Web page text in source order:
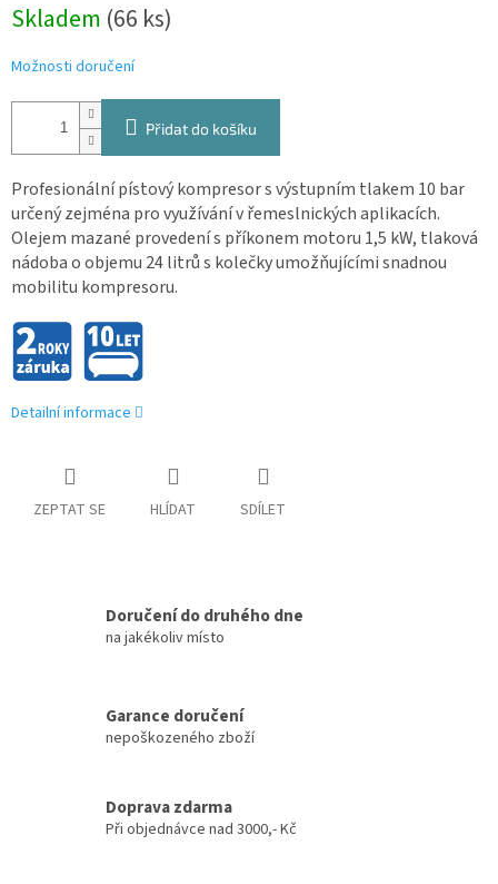
cena:
Skladem (66 ks)
Možnosti doručení
Přidat do košíku
Profesionální pístový kompresor s výstupním tlakem 10 bar
určený zejména pro využívání v řemeslnických aplikacích.
Olejem mazané provedení s příkonem motoru 1,5 kW, tlaková
nádoba o objemu 24 litrů s kolečky umožňujícími snadnou
mobilitu kompresoru.
Detailní informace
ZEPTAT SE HLÍDAT SDÍLET
Doručení do druhého dne
na jakékoliv místo
Garance doručení
nepoškozeného zboží
Doprava zdarma
Při objednávce nad 3000,- Kč